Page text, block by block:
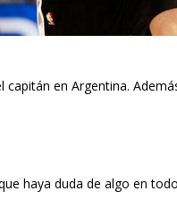
capitán en Argentina.
haya duda de algo en